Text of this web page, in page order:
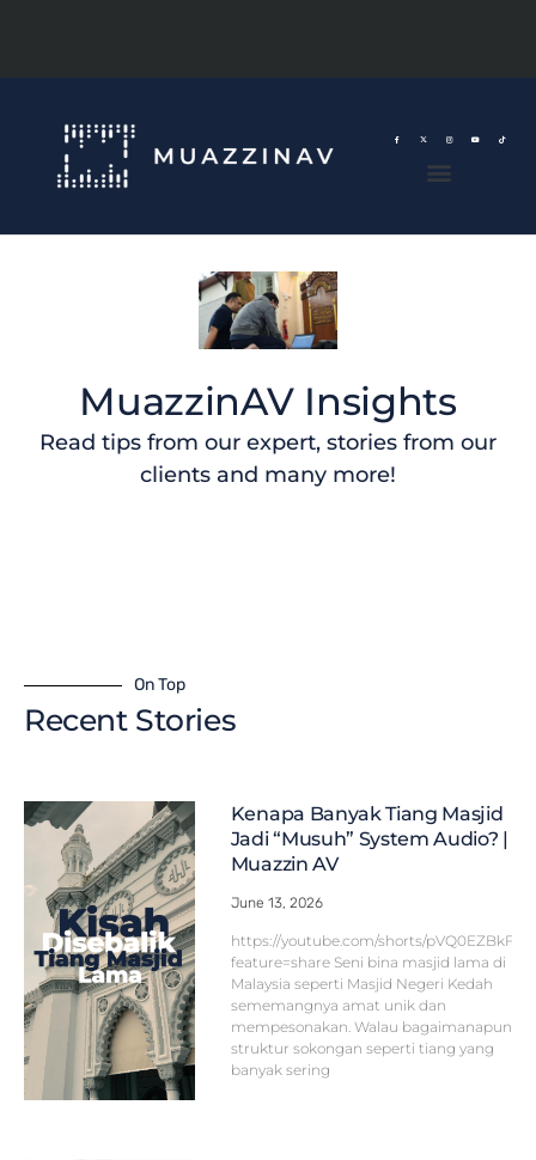
MuazzinAV Insights
Read tips from our expert, stories from our
clients and many more!
On Top
Recent Stories
Kenapa Banyak Tiang Masjid
Jadi “Musuh” System Audio? |
Muazzin AV
June 13, 2026
https://youtube.com/shorts/
feature=share Seni bina masjid lama di
Malaysia seperti Masjid Negeri Kedah
sememangnya amat unik dan
mempesonakan. Walau bagaimanapun,
struktur sokongan seperti tiang yang
banyak sering